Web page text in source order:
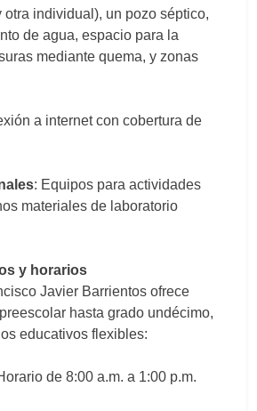
otra individual), un pozo séptico,
de agua, espacio para la
mediante quema, y zonas
a internet con cobertura de
: Equipos para actividades
materiales de laboratorio
y horarios
Javier Barrientos ofrece
hasta grado undécimo,
educativos flexibles:
de 8:00 a.m. a 1:00 p.m.